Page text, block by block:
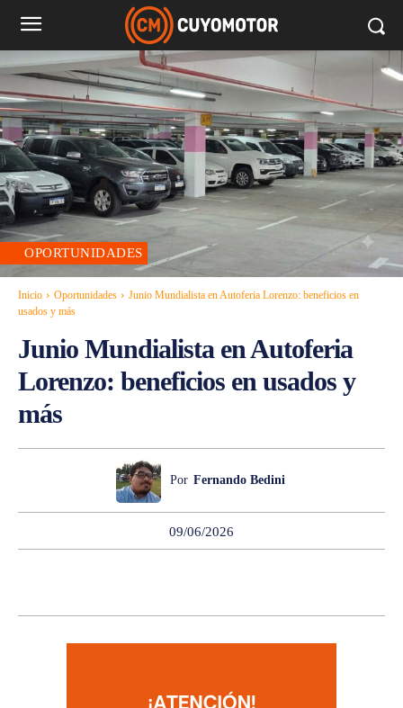
OPORTUNIDADES
Inicio Oportunidades
Junio Mundialista en Autoferia Lorenzo: beneficios en
usados y más
Junio Mundialista en Autoferia
Lorenzo: beneficios en usados y
más
Por Fernando Bedini
09/06/2026